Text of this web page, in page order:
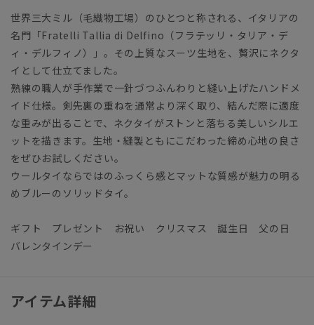
世界三大ミル（毛織物工場）のひとつと称される、イタリアの
名門「Fratelli Tallia di Delfino（フラテッリ・タリア・デ
ィ・デルフィノ）」。その上質なスーツ生地を、贅沢にネクタ
イとして仕立てました。
熟練の職人が手作業で一針づつふんわりと縫い上げたハンドメ
イド仕様。剣先裏の重ねを通常より深く取り、結んだ際に適度
な重みが出ることで、ネクタイがストンと落ちる美しいシルエ
ットを描きます。生地・縫製ともにこだわった締め心地の良さ
をぜひお試しください。
ウールタイならではのふっくら感とマットな質感が魅力の明る
めブルーのソリッドタイ。
ギフト プレゼント お祝い クリスマス 誕生日 父の日
バレンタインデー
アイテム詳細